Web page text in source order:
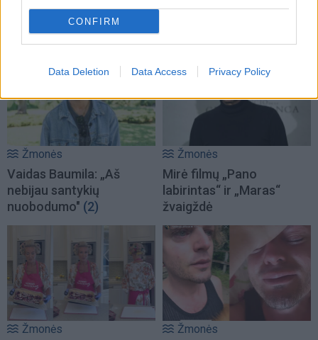
CONFIRM
Data Deletion Data Access Privacy Policy
TAIP PAT SKAITYKITE
Žmonės
Vaidas Baumila: „Aš
nebijau santykių
nuobodumo" (2)
Žmonės
Mirė filmų „Pano
labirintas“ ir „Maras“
žvaigždė
Žmonės Žmonės